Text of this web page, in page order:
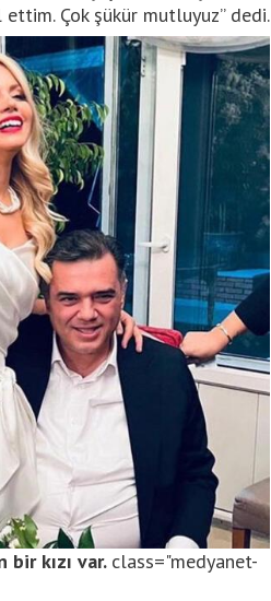
Çok şükür mutluyuz” dedi.
kızı var. class="medyanet-